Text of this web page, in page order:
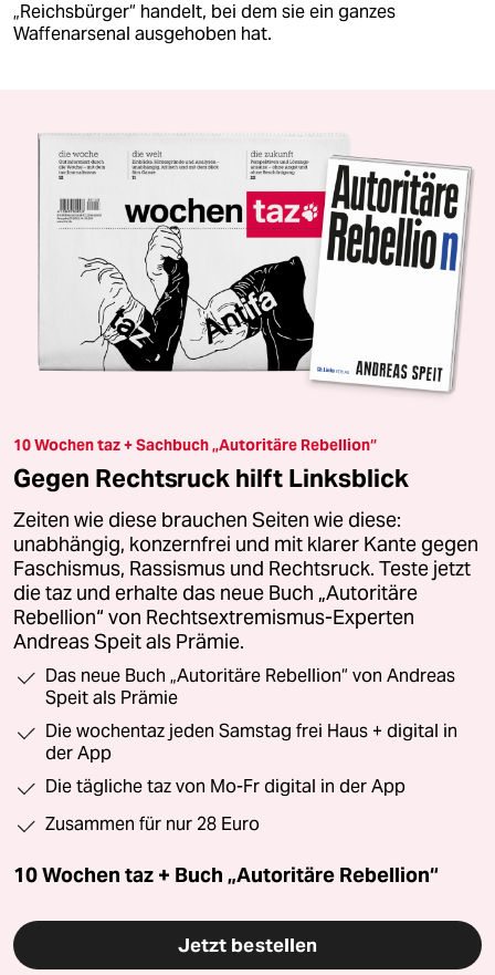
„Reichsbürger“ handelt, bei dem sie ein ganzes
Waffenarsenal ausgehoben hat.
10 Wochen taz + Sachbuch „Autoritäre Rebellion“
Gegen Rechtsruck hilft Linksblick
Zeiten wie diese brauchen Seiten wie diese:
unabhängig, konzernfrei und mit klarer Kante gegen
Faschismus, Rassismus und Rechtsruck. Teste jetzt
die taz und erhalte das neue Buch „Autoritäre
Rebellion“ von Rechtsextremismus-Experten
Andreas Speit als Prämie.
Das neue Buch „Autoritäre Rebellion“ von Andreas
Speit als Prämie
Die wochentaz jeden Samstag frei Haus + digital in
der App
Die tägliche taz von Mo-Fr digital in der App
Zusammen für nur 28 Euro
10 Wochen taz + Buch „Autoritäre Rebellion“
Jetzt bestellen